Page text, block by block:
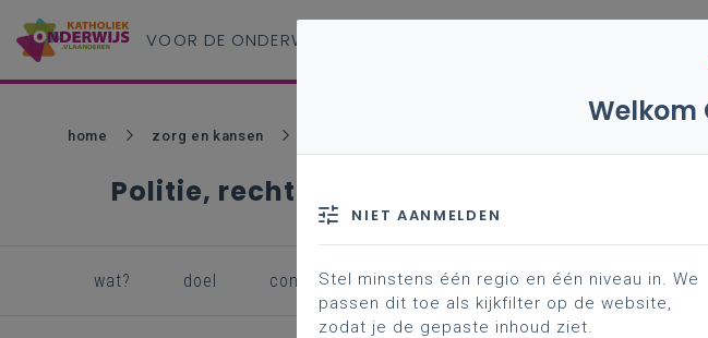
VOOR DE ONDERWIJS
home zorg en kansen
Politie, recht en jeugdhulp
wat? doel concreet kader voor scholen afspraken
Welkom
NIET AANMELDEN
Stel minstens één regio en één niveau in. We
passen dit toe als kijkfilter op de website,
zodat je de gepaste inhoud ziet.